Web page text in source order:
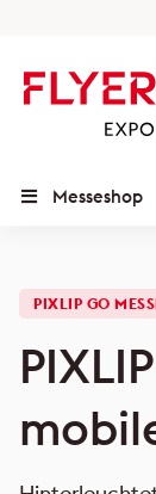
Messeshop
PIXLIP GO